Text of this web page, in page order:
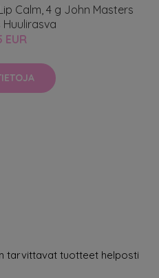
Calm, 4 g John Masters
EUR
tarvittavat tuotteet helposti